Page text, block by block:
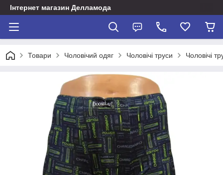
Інтернет магазин Делламода
Товари Чоловічий одяг Чоловічі труси Чоловічі